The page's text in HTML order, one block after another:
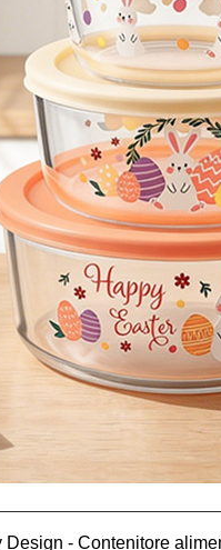
Design - Contenitore